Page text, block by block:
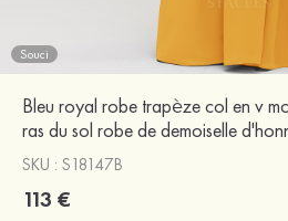
Souci
Bleu royal robe trapèze col en v
ras du sol robe de demoiselle
SKU : S18147B
113 €